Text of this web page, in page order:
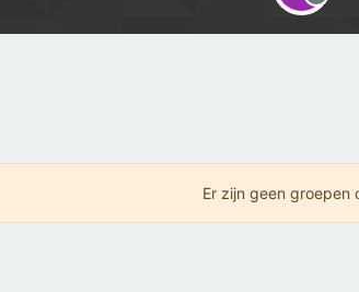
Er zijn geen groepen